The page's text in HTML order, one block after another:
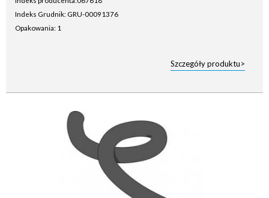
Indeks Grudnik: GRU-00091376
Opakowania: 1
Szczegóły produktu>